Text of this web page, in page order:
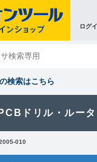
ログ
検索はこちら
PCBドリル・ルー
クイックオーダー
関するお問い合わせはこ
010